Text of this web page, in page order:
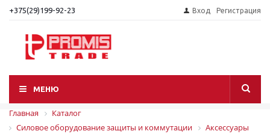
+375(29)199-92-23 Вход Регистрация
МЕНЮ
Главная
Каталог
Силовое оборудование защиты и коммутации
Аксессуары